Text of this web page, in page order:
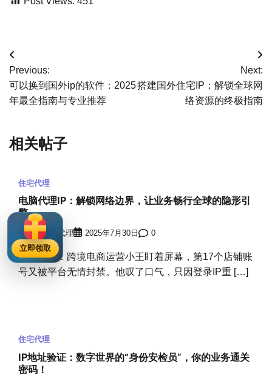
文
章
导
Previous:
可以换到国外ip的软件：2025
年最全指南与专业推荐
Next:
搭建国外住宅IP：解锁全球网
络资源的终极指南
相关帖子
住宅代理
电脑代理IP：解锁网络边界，让业务畅行全球的隐形引
擎
穿云海外IP代理 2025年7月30日 0
想象一下：跨境电商运营小王盯着屏幕，第17个店铺账
号又被平台无情封禁。他叹了口气，只因登录IP重 […]
住宅代理
IP地址验证：数字世界的“身份安检员”，你的业务通关
密码！
立即领取